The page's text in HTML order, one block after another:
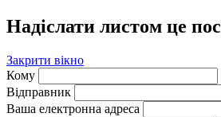
Надіслати листом це
Закрити вікно
Кому
Відправник
Ваша електронна адреса